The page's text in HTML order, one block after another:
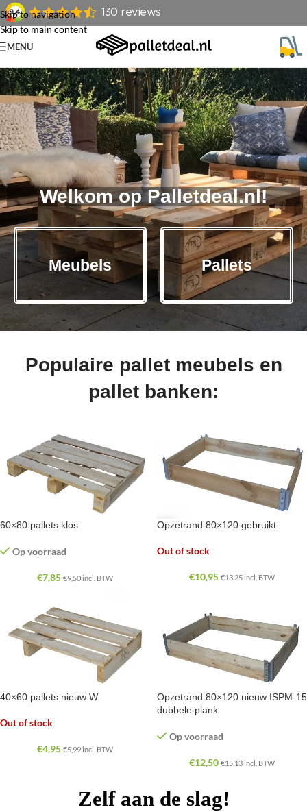
Skip to navigation
Skip to main content
MENU
Welkom op Palletdeal.nl!
Meubels Pallets
Populaire pallet meubels en
pallet banken:
60×80 pallets klos
Op voorraad
€7,85 €9,50 incl. BTW
Opzetrand 80×120 gebruikt
Out of stock
€10,95 €13,25 incl. BTW
40×60 pallets nieuw W
Out of stock
€4,95 €5,99 incl. BTW
Opzetrand 80×120 nieuw ISPM-15
dubbele plank
Op voorraad
€12,50 €15,13 incl. BTW
Zelf aan de slag!